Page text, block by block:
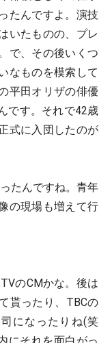
たんですよ。演技
いたものの、プレ
で、その後いくつ
なものを模索して
平田オリザの俳優
です。それで42歳
式に入団したのが
たんですね。青年
の現場も増えて行
のCMかな。後は
貰ったり、TBCの
になったりね(笑